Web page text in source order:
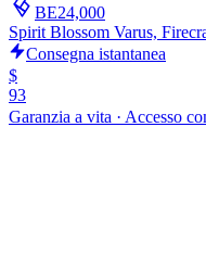
BE24,000
Spirit Blossom Varus,
Consegna istantanea
$
93
Garanzia a vita · Accesso